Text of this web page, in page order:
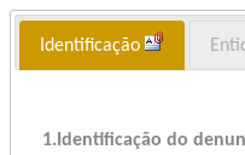
Identificação
1. Identificação do